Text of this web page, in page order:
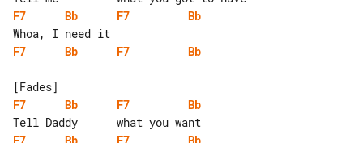
F7
Bb F7
Bb
F7
Bb F7 Bb
F7
Bb F7
Bb